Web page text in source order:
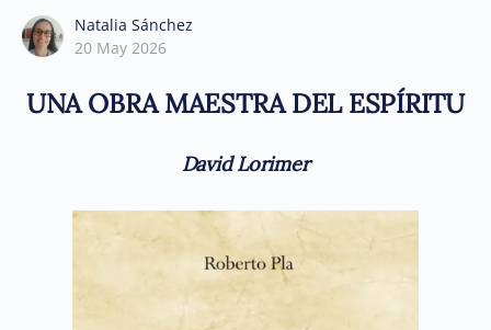
Natalia Sánchez
20 May 2026
UNA OBRA MAESTRA DEL ESPÍRITU
David Lorimer